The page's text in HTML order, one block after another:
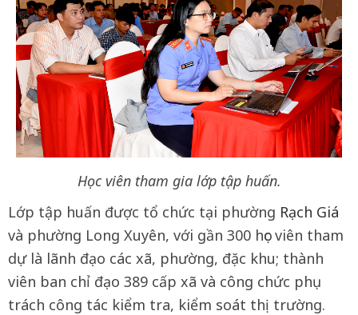
Học viên tham gia lớp tập huấn.
Lớp tập huấn được tổ chức tại phường Rạch Giá
và phường Long Xuyên, với gần 300 học viên tham
dự là lãnh đạo các xã, phường, đặc khu; thành
viên ban chỉ đạo 389 cấp xã và công chức phụ
trách công tác kiểm tra, kiểm soát thị trường.